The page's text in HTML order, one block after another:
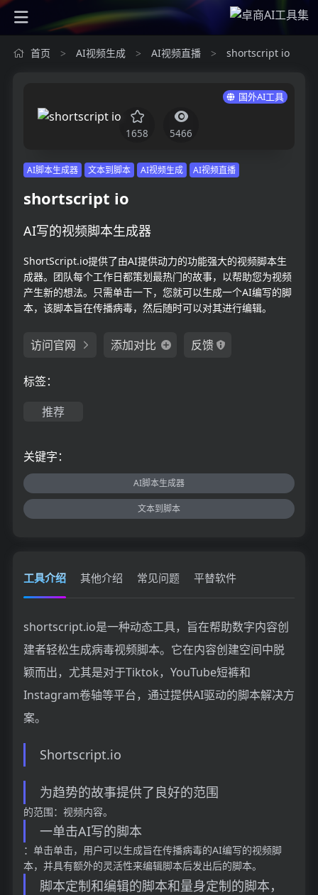
首页 > AI视频生成 > AI视频直播 > shortscript io
国外AI工具
1658 5466
AI脚本生成器 文本到脚本 AI视频生成 AI视频直播
shortscript io
AI写的视频脚本生成器
ShortScript.io提供了由AI提供动力的功能强大的视频脚本生
成器。团队每个工作日都策划最热门的故事，以帮助您为视频
产生新的想法。只需单击一下，您就可以生成一个AI编写的脚
本，该脚本旨在传播病毒，然后随时可以对其进行编辑。
访问官网 添加对比 反馈
标签：
推荐
关键字：
AI脚本生成器
文本到脚本
工具介绍 其他介绍 常见问题 平替软件
shortscript.io是一种动态工具，旨在帮助数字内容创
建者轻松生成病毒视频脚本。它在内容创建空间中脱
颖而出，尤其是对于Tiktok，YouTube短裤和
Instagram卷轴等平台，通过提供AI驱动的脚本解决方
案。
Shortscript.io
为趋势的故事提供了良好的范围
的范围：视频内容。
一单击AI写的脚本
：单击单击，用户可以生成旨在传播病毒的AI编写的视频脚
本，并具有额外的灵活性来编辑脚本后发出后的脚本。
脚本定制和编辑的脚本和量身定制的脚本，